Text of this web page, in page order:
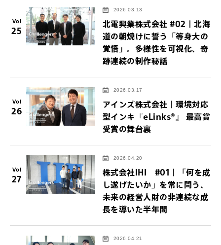
Vol
25
2026.03.13
北電興業株式会社 #02｜北海
道の朝焼けに誓う「等身大の
覚悟」。多様性を可視化、奇
跡連続の制作秘話
Vol
26
2026.03.17
アインズ株式会社｜環境対応
型インキ『eLinks®』 最高賞
受賞の舞台裏
Vol
27
2026.04.20
株式会社IHI #01｜「何を成
し遂げたいか」を常に問う、
未来の経営人財の非連続な成
長を導いた半年間
2026.04.21